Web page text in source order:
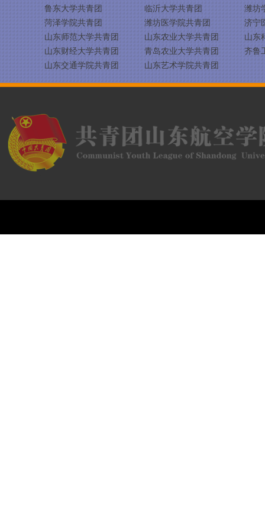
鲁东大学共青团
临沂大学共青团
潍坊
菏泽学院共青团
潍坊医学院共青团
济宁
山东师范大学共青团
山东农业大学共青团
山东
山东财经大学共青团
青岛农业大学共青团
齐鲁
山东交通学院共青团
山东艺术学院共青团